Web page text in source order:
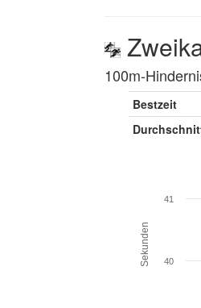
100m-
Bestzeit
Sekunden 40
41